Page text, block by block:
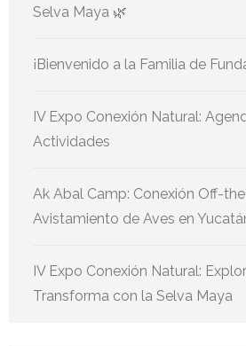
Selva Maya 🌿
¡Bienvenido a la Familia de
IV Expo Conexión Natural:
Actividades
Ak Abal Camp: Conexión Off-
Avistamiento de Aves en
IV Expo Conexión Natural:
Transforma con la Selva Maya